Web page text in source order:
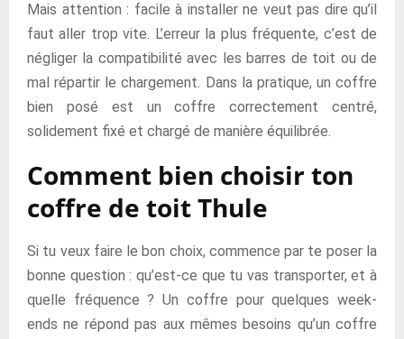
Mais attention : facile à installer ne veut pas dire qu’il
faut aller trop vite. L’erreur la plus fréquente, c’est de
négliger la compatibilité avec les barres de toit ou de
mal répartir le chargement. Dans la pratique, un coffre
bien posé est un coffre correctement centré,
solidement fixé et chargé de manière équilibrée.
Comment bien choisir ton
coffre de toit Thule
Si tu veux faire le bon choix, commence par te poser la
bonne question : qu’est-ce que tu vas transporter, et à
quelle fréquence ? Un coffre pour quelques week-
ends ne répond pas aux mêmes besoins qu’un coffre